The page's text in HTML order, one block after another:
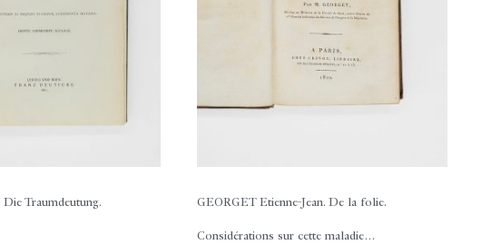
Die Traumdeutung. GEORGET Etienne-Jean.De la folie.
Considérations sur cette maladie…